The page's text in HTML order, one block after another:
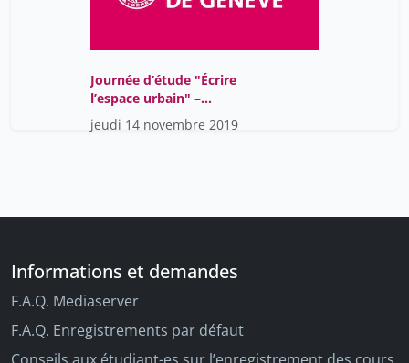
Journée d’étude "Écrire
l’espace urbain" ­–
Session 1 : Diagnostic et
prospective
jeudi 14 novembre 2019
Informations et demandes
F.A.Q. Mediaserver
F.A.Q. Enregistrements par défaut